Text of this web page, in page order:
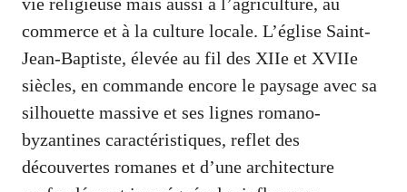
commerce et à la culture locale. L’église Saint-
Jean-Baptiste, élevée au fil des XIIe et XVIIe
siècles, en commande encore le paysage avec sa
silhouette massive et ses lignes romano-
byzantines caractéristiques, reflet des
découvertes romanes et d’une architecture